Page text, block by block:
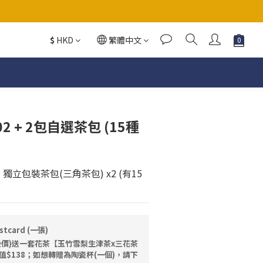
贈陶瓷杯，下單時請備註)
贈陶瓷杯，下單時請備註)
$ HKD 繁體中文
+ 2包自選茶包 (15種
立包裝茶包(三角茶包) x2 (有15
(一張)
)送一套花茶【玉竹雪梨生津茶x三花茶
$138；如想轉贈為陶瓷杯(一個)，請下